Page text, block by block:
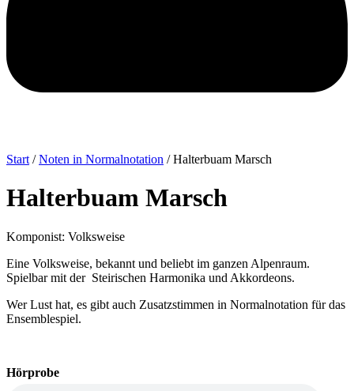
Start /Noten in Normalnotation / Halterbuam Marsch
Halterbuam Marsch
Komponist: Volksweise
Eine Volksweise, bekannt und beliebt im ganzen Alpenraum.
Spielbar mit der Steirischen Harmonika und Akkordeons.
Wer Lust hat, es gibt auch Zusatzstimmen in Normalnotation für das
Ensemblespiel.
Hörprobe